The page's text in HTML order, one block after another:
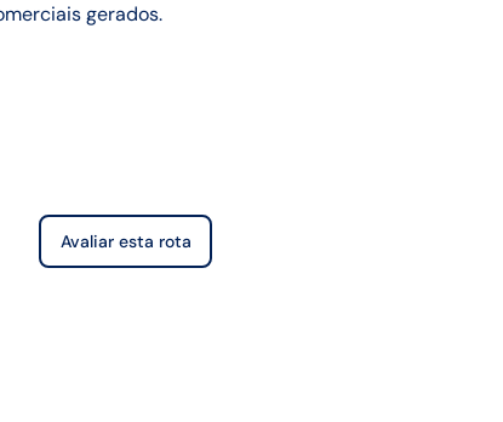
gerados.
Avaliar esta rota